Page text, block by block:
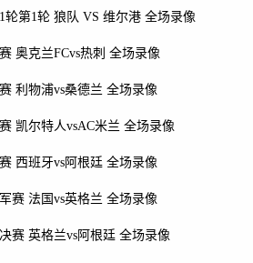
轮第1轮 狼队 VS 维尔港 全场录像
奥克兰FCvs热刺 全场录像
利物浦vs桑德兰 全场录像
凯尔特人vsAC米兰 全场录像
西班牙vs阿根廷 全场录像
赛 法国vs英格兰 全场录像
赛 英格兰vs阿根廷 全场录像